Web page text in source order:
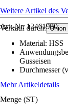
Verkauf durch: Union
Weitere Artikel des
Art.-Nr. 12461980
Material: HSS
Gusseisen
Durchmesser
Mehr Artikeldetails
Menge (ST)